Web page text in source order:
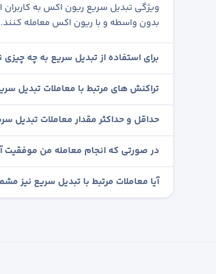
ویژگی تبدیل سریع ریون اکس به کاربران
بدون واسطه و با ریون اکس معامله کنند.
برای استفاده از تبدیل سریع به چه چیزی
تراکنش های مرتبط با معاملات تبدیل
حداقل و حداکثر مقدار معاملات تبدیل
در صورتی که انجام معامله من موفقیت
آیا معاملات مرتبط با تبدیل سریع نیز